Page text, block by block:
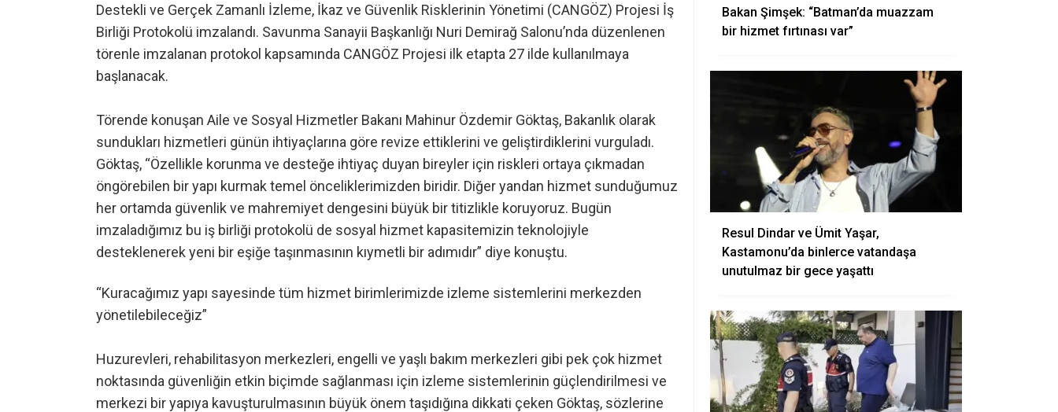
Destekli ve Gerçek Zamanlı İzleme, İkaz ve Güvenlik Risklerinin Yönetimi (CANGÖZ) Projesi İş
Birliği Protokolü imzalandı. Savunma Sanayii Başkanlığı Nuri Demirağ Salonu’nda düzenlenen
törenle imzalanan protokol kapsamında CANGÖZ Projesi ilk etapta 27 ilde kullanılmaya
başlanacak.
Törende konuşan Aile ve Sosyal Hizmetler Bakanı Mahinur Özdemir Göktaş, Bakanlık olarak
sundukları hizmetleri günün ihtiyaçlarına göre revize ettiklerini ve geliştirdiklerini vurguladı.
Göktaş, “Özellikle korunma ve desteğe ihtiyaç duyan bireyler için riskleri ortaya çıkmadan
öngörebilen bir yapı kurmak temel önceliklerimizden biridir. Diğer yandan hizmet sunduğumuz
her ortamda güvenlik ve mahremiyet dengesini büyük bir titizlikle koruyoruz. Bugün
imzaladığımız bu iş birliği protokolü de sosyal hizmet kapasitemizin teknolojiyle
desteklenerek yeni bir eşiğe taşınmasının kıymetli bir adımıdır” diye konuştu.
“Kuracağımız yapı sayesinde tüm hizmet birimlerimizde izleme sistemlerini merkezden
yönetilebileceğiz”
Huzurevleri, rehabilitasyon merkezleri, engelli ve yaşlı bakım merkezleri gibi pek çok hizmet
noktasında güvenliğin etkin biçimde sağlanması için izleme sistemlerinin güçlendirilmesi ve
merkezi bir yapıya kavuşturulmasının büyük önem taşıdığına dikkati çeken Göktaş, sözlerine
Bakan Şimşek: “Batman’da muazzam
bir hizmet fırtınası var”
Resul Dindar ve Ümit Yaşar,
Kastamonu’da binlerce vatandaşa
unutulmaz bir gece yaşattı